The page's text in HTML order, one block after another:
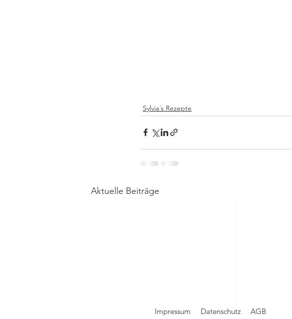
Sylvia´s Rezepte
Aktuelle Beiträge
Impressum Datenschutz AGB